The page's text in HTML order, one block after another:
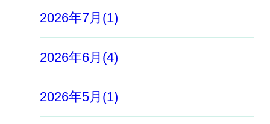
2026年7月(1)
2026年6月(4)
2026年5月(1)